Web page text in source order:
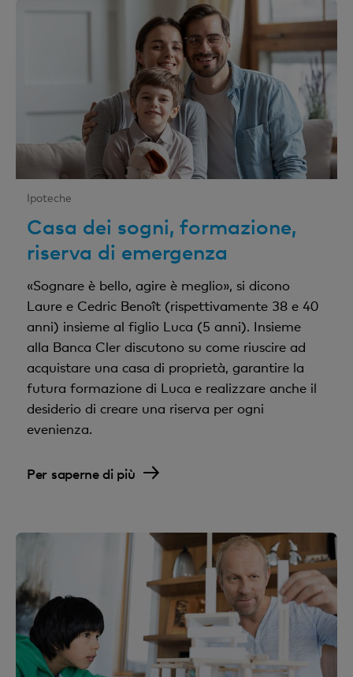
Ipoteche
Casa dei sogni, formazione,
riserva di emergenza
«Sognare è bello, agire è meglio», si dicono
Laure e Cedric Benoît (rispettivamente 38 e 40
anni) insieme al figlio Luca (5 anni). Insieme
alla Banca Cler discutono su come riuscire ad
acquistare una casa di proprietà, garantire la
futura formazione di Luca e realizzare anche il
desiderio di creare una riserva per ogni
evenienza.
Per saperne di più